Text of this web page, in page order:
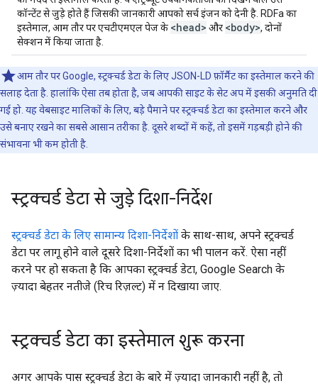
कॉन्टेंट से जुड़े होते हैं जिसकी जानकारी आपको सर्च इंजन को देनी है. RDFa का
इस्तेमाल, आम तौर पर एचटीएमएल पेज के <head> और <body>, दोनों
सेक्शन में किया जाता है.
आम तौर पर Google, स्ट्रक्चर्ड डेटा के लिए JSON-LD फ़ॉर्मैट का इस्तेमाल करने की
सलाह देता है. हालांकि ऐसा तब होता है, जब आपकी साइट के सेट अप में इसकी अनुमति दी
गई हो. यह वेबसाइट मालिकों के लिए, बड़े पैमाने पर स्ट्रक्चर्ड डेटा का इस्तेमाल करने और
उसे बनाए रखने का सबसे आसान तरीका है. दूसरे शब्दों में कहें, तो इसमें गड़बड़ी होने की
संभावना भी कम होती है.
स्ट्रक्चर्ड डेटा से जुड़े दिशा-निर्देश
स्ट्रक्चर्ड डेटा के लिए सामान्य दिशा-निर्देशों के साथ-साथ, अपने स्ट्रक्चर्ड
डेटा पर लागू होने वाले दूसरे दिशा-निर्देशों का भी पालन करें. ऐसा नहीं
करने पर हो सकता है कि आपका स्ट्रक्चर्ड डेटा, Google Search के
ज़्यादा बेहतर नतीजे (रिच रिज़ल्ट) में न दिखाया जाए.
स्ट्रक्चर्ड डेटा का इस्तेमाल शुरू करना
अगर आपके पास स्ट्रक्चर्ड डेटा के बारे में ज़्यादा जानकारी नहीं है, तो